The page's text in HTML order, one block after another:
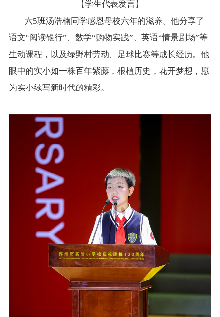
【学生代表发言】
六5班汤浩楠同学感恩母校六年的滋养。他分享了
语文“阅读银行”、数学“购物实践”、英语“情景剧场”等
生动课程，以及绿野村劳动、足球比赛等成长经历。他
眼中的实小如一株百年紫藤，根植历史，花开梦想，愿
为实小续写新时代的精彩。